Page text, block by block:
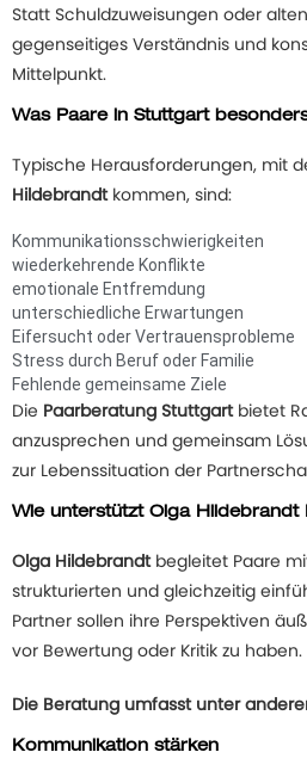
Statt Schuldzuweisungen oder
gegenseitiges Verständnis und
Mittelpunkt.
Was Paare in Stuttgart
Typische Herausforderungen, mit
Hildebrandtkommen, sind:
Kommunikationsschwierigkeiten
wiederkehrende Konflikte
emotionale Entfremdung
unterschiedliche Erwartungen
Eifersucht oder Vertrauensprobleme
Stress durch Beruf oder Familie
Fehlende gemeinsame Ziele
Die Paarberatung Stuttgartbietet
anzusprechen und gemeinsam
zur Lebenssituation der
Wie unterstützt Olga Hildebrandt
Olga Hildebrandtbegleitet Paare
strukturierten und gleichzeitig
Partner sollen ihre Perspektiven
vor Bewertung oder Kritik zu haben.
Die Beratung umfasst unter
Kommunikation stärken